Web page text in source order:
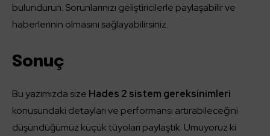
bulundurun. Sorunlarınızı geliştiricilerle paylaşabilir ve
haberlerinin olmasını sağlayabilirsiniz.
Sonuç
Bu yazımızda size Hades 2 sistem gereksinimleri
konusundaki detayları ve performansı artırabileceğini
düşündüğümüz küçük tüyoları paylaştık. Umuyoruz ki